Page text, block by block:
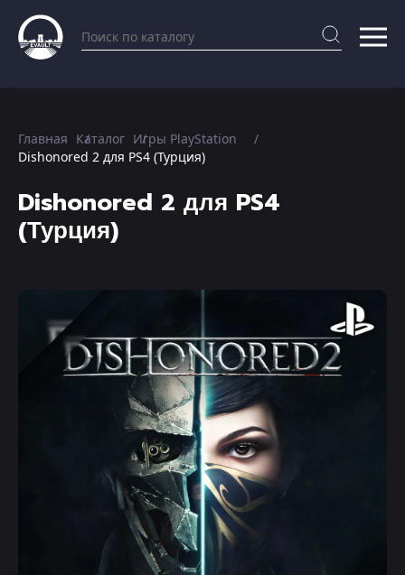
Главная Каталог Игры PlayStation
Dishonored 2 для PS4 (Турция)
Dishonored 2 для PS4
(Турция)